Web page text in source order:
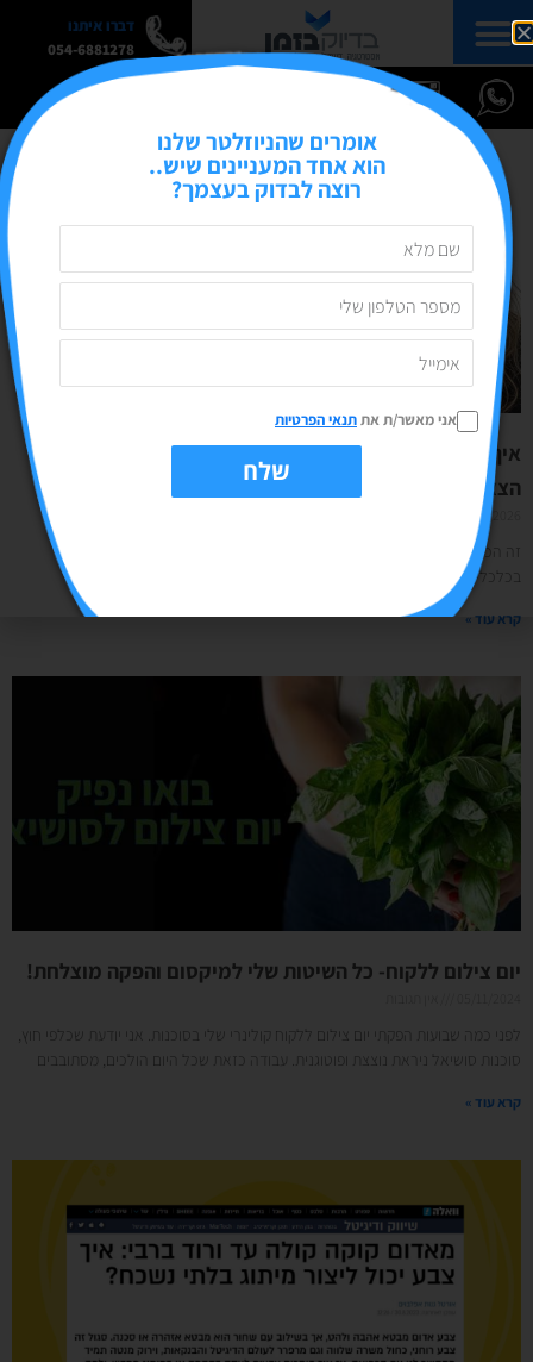
דברו איתנו
054-6881278
איך מפרסמים טור דעה מקצועי באתר כלכלי מוביל?
הצצה למאחורי הקלעים
07/01/2026
בכלכליסט- אז איך עשיתי את זה? קבלו הצצה למאחורי הקלעים: יש לי
קרא עוד »
יום צילום ללקוח- כל השיטות שלי למיקסום והפקה מוצלחת!
לפני כמה שבועות הפקתי יום צילום ללקוח קולינרי שלי בסוכנות. אני יודעת שכלפי חוץ,
סוכנות סושיאל ניראת נוצצת ופוטוגנית. עבודה כזאת שכל היום הולכים, מסתובבים
קרא עוד »
אומרים שהניוזלטר שלנו
הוא אחד המעניינים שיש..
רוצה לבדוק בעצמך?
אני מאשר/ת אתתנאי הפרטיות
שלח